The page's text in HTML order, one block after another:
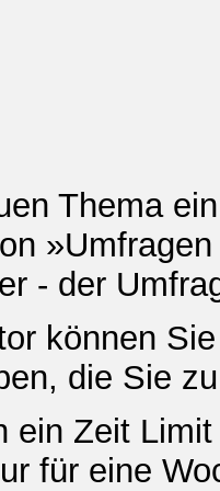
Thema
- der
können
die Sie
ein Zeit
für eine